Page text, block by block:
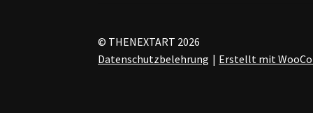
© THENEXTART 2026
Datenschutzbelehrung
Erstellt mit